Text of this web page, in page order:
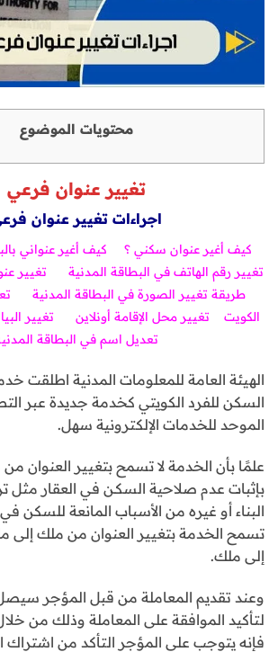
محتويات الموضوع
تغيير عنوان فرعي
اجراءات تغيير عنوان
كيف أغير عنوان سكني ؟
كيف أغير عنواني
تغيير رقم الهاتف في البطاقة المدنية
تغيير
طريقة تغيير الصورة في البطاقة المدنية
الكويت
تغيير محل الإقامة أونلاين
تغيير
تعديل اسم في البطاقة
الهيئة العامة للمعلومات المدنية اطلقت
السكن للفرد الكويتي كخدمة جديدة عبر
الموحد للخدمات الإلكترونية سهل.
علمًا بأن الخدمة لا تسمح بتغيير العنوان من
بإثبات عدم صلاحية السكـن في العقار مثل
البناء أو غيره من الأسباب المانعة للسكن في
تسمح الخدمة بتغيير العنوان من ملك إلى
إلى ملك.
وعند تقديم المعاملة من قبل المؤجر
لتأكيد الموافقة على المعاملة وذلك من
فإنه يتوجب على المؤجر التأكد من اشتراك